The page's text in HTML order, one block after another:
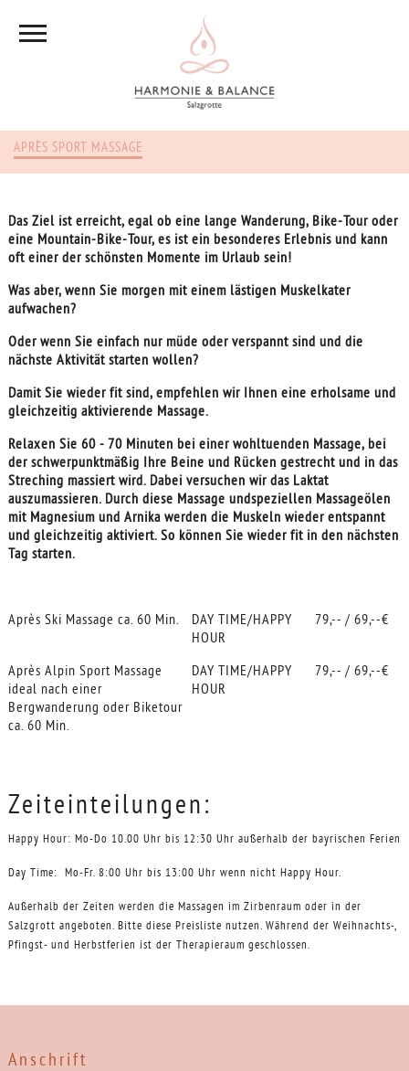
APRÈS SPORT MASSAGE
Das Ziel ist erreicht, egal ob eine lange Wanderung, Bike-Tour oder
eine Mountain-Bike-Tour, es ist ein besonderes Erlebnis und kann
oft einer der schönsten Momente im Urlaub sein!
Was aber, wenn Sie morgen mit einem lästigen Muskelkater
aufwachen?
Oder wenn Sie einfach nur müde oder verspannt sind und die
nächste Aktivität starten wollen?
Damit Sie wieder fit sind, empfehlen wir Ihnen eine erholsame und
gleichzeitig aktivierende Massage.
Relaxen Sie 60 - 70 Minuten bei einer wohltuenden Massage, bei
der schwerpunktmäßig Ihre Beine und Rücken gestrecht und in das
Streching massiert wird. Dabei versuchen wir das Laktat
auszumassieren. Durch diese Massage undspeziellen Massageölen
mit Magnesium und Arnika werden die Muskeln wieder entspannt
und gleichzeitig aktiviert. So können Sie wieder fit in den nächsten
Tag starten.
Après Ski Massage ca. 60 Min.
DAY TIME/HAPPY
HOUR
79,-- / 69,--€
Après Alpin Sport Massage
ideal nach einer
Bergwanderung oder Biketour
ca. 60 Min.
DAY TIME/HAPPY
HOUR
79,-- / 69,--€
Zeiteinteilungen:
Happy Hour: Mo-Do 10.00 Uhr bis 12:30 Uhr außerhalb der bayrischen Ferien
Day Time: Mo-Fr. 8:00 Uhr bis 13:00 Uhr wenn nicht Happy Hour.
Außerhalb der Zeiten werden die Massagen im Zirbenraum oder in der
Salzgrott angeboten. Bitte diese Preisliste nutzen. Während der Weihnachts-,
Pfingst- und Herbstferien ist der Therapieraum geschlossen.
Anschrift